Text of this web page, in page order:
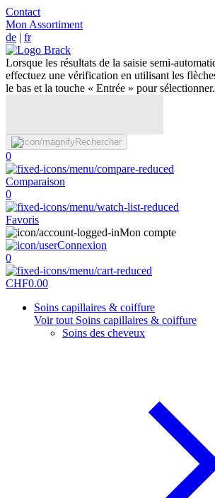
Contact
Mon Assortiment
de | fr
Lorsque les résultats de la saisie semi-
effectuez une vérification en utilisant les
le bas et la touche « Entrée » pour sélectionner.
Rechercher
0
Comparaison
0
Favoris
Mon compte
Connexion
0
CHF0.00
Soins capillaires & coiffure
Voir tout Soins capillaires & coiffure
Soins des cheveux